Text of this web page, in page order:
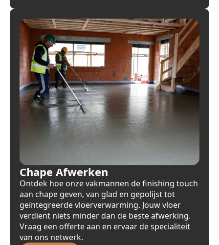
Chape Afwerken
Ontdek hoe onze vakmannen de finishing touch
aan chape geven, van glad en gepolijst tot
geïntegreerde vloerverwarming. Jouw vloer
verdient niets minder dan de beste afwerking.
Vraag een offerte aan en ervaar de specialiteit
van ons netwerk.